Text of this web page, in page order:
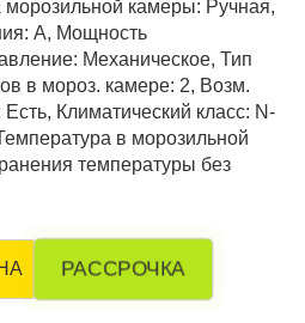
морозильной камеры: Ручная,
А, Мощность
Механическое, Тип
в мороз. камере: 2, Возм.
Климатический класс: N-
в морозильной
температуры без
РАССРОЧКА